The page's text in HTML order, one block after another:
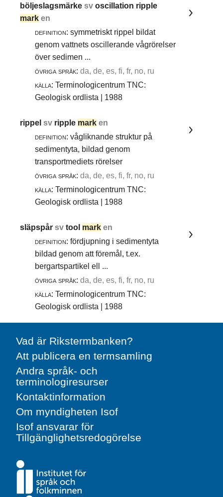
böljeslagsmärkesvoscillation ripple
mark en
definition: symmetriskt rippel bildat
genom vattnets oscillerande vågrörelser
över sedimen ...
övriga språk: da, de, es, fi, fr, no, ru
källa: Terminologicentrum TNC:
Geologisk ordlista | 1988
rippelsv ripple mark en
definition: vågliknande struktur på
sedimentyta, bildad genom
transportmediets rörelser
övriga språk: da, de, es, fi, fr, no, ru
källa: Terminologicentrum TNC:
Geologisk ordlista | 1988
släpspårsvtool mark en
definition: fördjupning i sedimentyta
bildad genom att föremål, t.ex.
bergartspartikel ell ...
övriga språk: da, de, es, fi, fr, no, ru
källa: Terminologicentrum TNC:
Geologisk ordlista | 1988
Vad är Rikstermbanken?
Att publicera en termsamling
Andra språk- och
terminologiresurser
Kontaktinformation
Om myndigheten Isof
Isof ansvarar för
Tillgänglighetsredogörelse